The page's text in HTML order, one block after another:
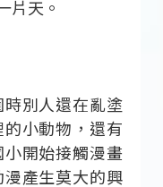
片天。
別人還在亂塗
小動物，還有
開始接觸漫畫
產生莫大的興